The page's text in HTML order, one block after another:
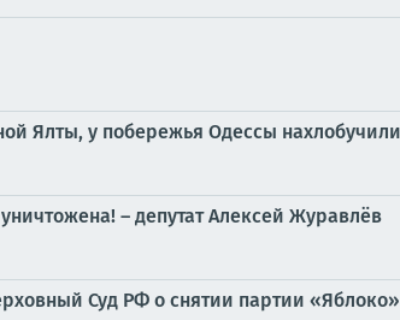
Ялты, у побережья Одессы
– депутат Алексей Журавлёв
Суд РФ о снятии партии